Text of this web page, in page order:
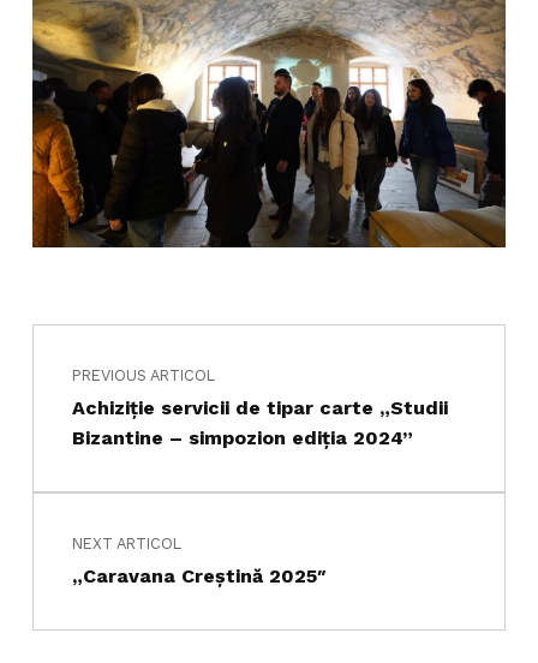
Skip back to main navigation
Navigare în articole
PREVIOUS ARTICOL
Achiziție servicii de tipar carte „Studii
Bizantine – simpozion ediția 2024”
NEXT ARTICOL
„Caravana Creștină 2025″